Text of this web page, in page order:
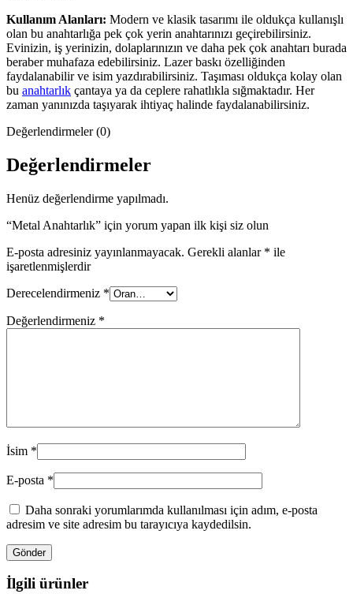
Kullanım Alanları: Modern ve klasik tasarımı ile oldukça kullanışlı
olan bu anahtarlığa pek çok yerin anahtarınızı geçirebilirsiniz.
Evinizin, iş yerinizin, dolaplarınızın ve daha pek çok anahtarı burada
beraber muhafaza edebilirsiniz. Lazer baskı özelliğinden
faydalanabilir ve isim yazdırabilirsiniz. Taşıması oldukça kolay olan
bu anahtarlık çantaya ya da ceplere rahatlıkla sığmaktadır. Her
zaman yanınızda taşıyarak ihtiyaç halinde faydalanabilirsiniz.
Değerlendirmeler (0)
Değerlendirmeler
Henüz değerlendirme yapılmadı.
“Metal Anahtarlık” için yorum yapan ilk kişi siz olun
E-posta adresiniz yayınlanmayacak. Gerekli alanlar * ile
işaretlenmişlerdir
Derecelendirmeniz *
Değerlendirmeniz *
İsim *
E-posta *
Daha sonraki yorumlarımda kullanılması için adım, e-posta
adresim ve site adresim bu tarayıcıya kaydedilsin.
İlgili ürünler